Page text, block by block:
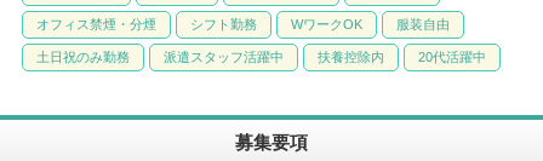
オフィス禁煙・分煙 シフト勤務 WワークOK 服装自由
土日祝のみ勤務 派遣スタッフ活躍中 扶養控除内 20代活躍中
募集要項